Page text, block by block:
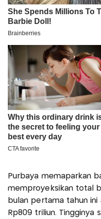
Purbaya memaparkan
memproyeksikan total
bulan pertama tahun ini
Rp809 triliun. Tingginya